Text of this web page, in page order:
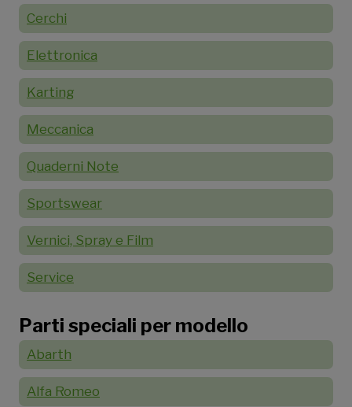
Cerchi
Elettronica
Karting
Meccanica
Quaderni Note
Sportswear
Vernici, Spray e Film
Service
Parti speciali per modello
Abarth
Alfa Romeo